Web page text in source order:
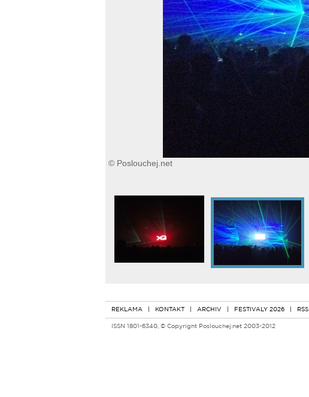
© Poslouchej.net
REKLAMA | KONTAKT | ARCHIV | FESTIVALY 2026 | RSS
ISSN 1801-6340, © Copyright Poslouchej.net 2003-2012